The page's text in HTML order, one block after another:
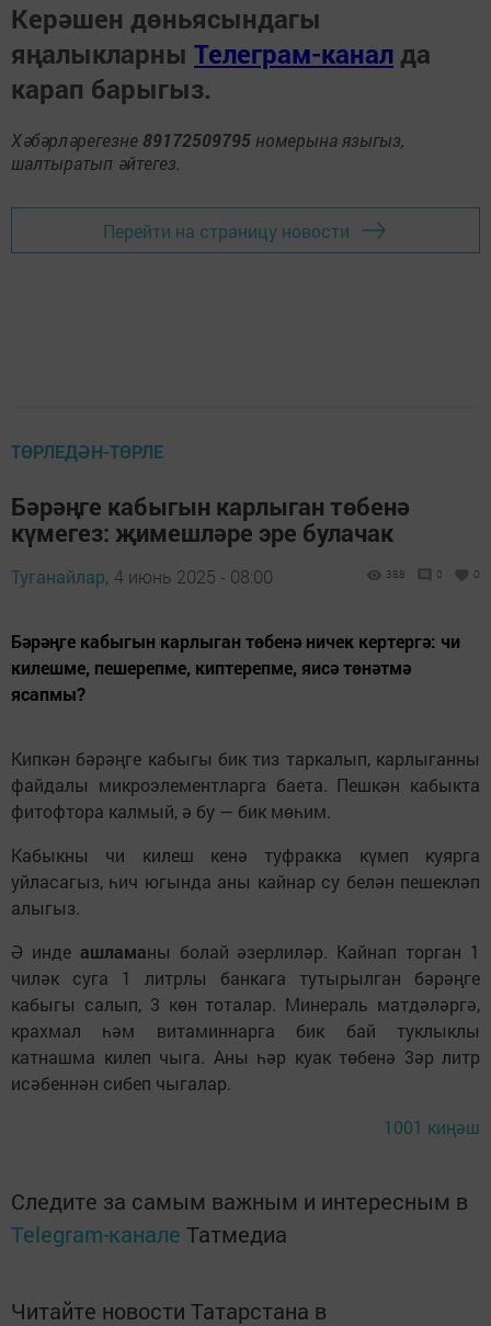
Керәшен дөньясындагы
яңалыкларны Телеграм-канал да
карап барыгыз.
Хәбәрләрегезне 89172509795 номерына языгыз,
шалтыратып әйтегез.
Перейти на страницу новости
ТӨРЛЕДӘН-ТӨРЛЕ
Бәрәңге кабыгын карлыган төбенә
күмегез: җимешләре эре булачак
Туганайлар, 4 июнь 2025 - 08:00 388 0 0
Бәрәңге кабыгын карлыган төбенә ничек кертергә: чи
килешме, пешерепме, киптерепме, яисә төнәтмә
ясапмы?
Кипкән бәрәңге кабыгы бик тиз таркалып, карлыганны
файдалы микроэлементларга баета. Пешкән кабыкта
фитофтора калмый, ә бу — бик мөһим.
Кабыкны чи килеш кенә туфракка күмеп куярга
уйласагыз, һич югында аны кайнар су белән пешекләп
алыгыз.
Ә индеашламаны болай әзерлиләр. Кайнап торган 1
чиләк суга 1 литрлы банкага тутырылган бәрәңге
кабыгы салып, 3 көн тоталар. Минераль матдәләргә,
крахмал һәм витаминнарга бик бай туклыклы
катнашма килеп чыга. Аны һәр куак төбенә 3әр литр
исәбеннән сибеп чыгалар.
1001 киңәш
Следите за самым важным и интересным в
Telegram-канале Татмедиа
Читайте новости Татарстана в